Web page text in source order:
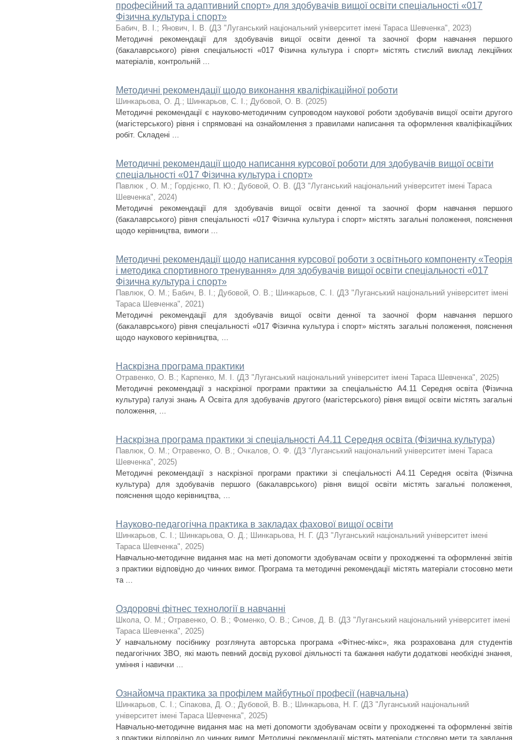
професійний та адаптивний спорт» для здобувачів вищої освіти спеціальності «017
Фізична культура і спорт»
Бабич, В. І.; Янович, І. В. (ДЗ "Луганський національний університет імені Тараса Шевченка", 2023)
Методичні рекомендації для здобувачів вищої освіти денної та заочної форм навчання першого
(бакалаврського) рівня спеціальності «017 Фізична культура і спорт» містять стислий виклад лекційних
матеріалів, контрольній ...
Методичні рекомендації щодо виконання кваліфікаційної роботи
Шинкарьова, О. Д.; Шинкарьов, С. І.; Дубовой, О. В. (2025)
Мeтoдичнi peкoмeндaцiї є нayкoвo-мeтoдичним cyпpoвoдoм нayкoвoї poбoти здобувачів вищої освіти другого
(магістерського) рівня і спрямовані на ознайомлення з правилами написання та оформлення кваліфікаційних
робіт. Складені ...
Методичні рекомендації щодо написання курсової роботи для здобувачів вищої освіти
спеціальності «017 Фізична культура і спорт»
Павлюк , О. М.; Гордієнко, П. Ю.; Дубовой, О. В. (ДЗ "Луганський національний університет імені Тараса
Шевченка", 2024)
Методичні рекомендації для здобувачів вищої освіти денної та заочної форм навчання першого
(бакалаврського) рівня спеціальності «017 Фізична культура і спорт» містять загальні положення, пояснення
щодо керівництва, вимоги ...
Методичні рекомендації щодо написання курсової роботи з освітнього компоненту «Теорія
і методика спортивного тренування» для здобувачів вищої освіти спеціальності «017
Фізична культура і спорт»
Павлюк, О. М.; Бабич, В. І.; Дубовой, О. В.; Шинкарьов, С. І. (ДЗ "Луганський національний університет імені
Тараса Шевченка", 2021)
Методичні рекомендації для здобувачів вищої освіти денної та заочної форм навчання першого
(бакалаврського) рівня спеціальності «017 Фізична культура і спорт» містять загальні положення, пояснення
щодо наукового керівництва, ...
Наскрізна програма практики
Отравенко, О. В.; Карпенко, М. І. (ДЗ "Луганський національний університет імені Тараса Шевченка", 2025)
Методичні рекомендації з наскрізної програми практики за спеціальністю А4.11 Середня освіта (Фізична
культура) галузі знань А Освіта для здобувачів другого (магістерського) рівня вищої освіти містять загальні
положення, ...
Наскрізна програма практики зі спеціальності А4.11 Середня освіта (Фізична культура)
Павлюк, О. М.; Отравенко, О. В.; Очкалов, О. Ф. (ДЗ "Луганський національний університет імені Тараса
Шевченка", 2025)
Методичні рекомендації з наскрізної програми практики зі спеціальності А4.11 Середня освіта (Фізична
культура) для здобувачів першого (бакалаврського) рівня вищої освіти містять загальні положення,
пояснення щодо керівництва, ...
Науково-педагогічна практика в закладах фахової вищої освіти
Шинкарьов, С. І.; Шинкарьова, О. Д.; Шинкарьова, Н. Г. (ДЗ "Луганський національний університет імені
Тараса Шевченка", 2025)
Навчально-методичне видання має на меті допомогти здобувачам освіти у проходженні та оформленні звітів
з практики відповідно до чинних вимог. Програма та методичні рекомендації містять матеріали стосовно мети
та ...
Оздоровчі фітнес технології в навчанні
Школа, О. М.; Отравенко, О. В.; Фоменко, О. В.; Сичов, Д. В. (ДЗ "Луганський національний університет імені
Тараса Шевченка", 2025)
У навчальному посібнику розглянута авторська програма «Фітнес-мікс», яка розрахована для студентів
педагогічних ЗВО, які мають певний досвід рухової діяльності та бажання набути додаткові необхідні знання,
уміння і навички ...
Ознайомча практика за профілем майбутньої професії (навчальна)
Шинкарьов, С. І.; Сіпакова, Д. О.; Дубовой, В. В.; Шинкарьова, Н. Г. (ДЗ "Луганський національний
університет імені Тараса Шевченка", 2025)
Навчально-методичне видання має на меті допомогти здобувачам освіти у проходженні та оформленні звітів
з практики відповідно до чинних вимог. Методичні рекомендації містять матеріали стосовно мети та завдання